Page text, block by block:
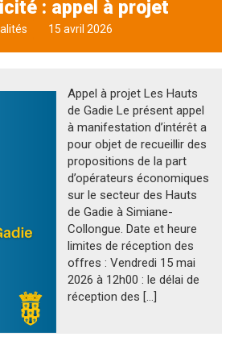
: appel à projet
15 avril 2026
Appel à projet Les Hauts
de Gadie Le présent appel
à manifestation d’intérêt a
pour objet de recueillir des
propositions de la part
d’opérateurs économiques
sur le secteur des Hauts
de Gadie à Simiane-
Collongue. Date et heure
limites de réception des
offres : Vendredi 15 mai
2026 à 12h00 : le délai de
réception des […]